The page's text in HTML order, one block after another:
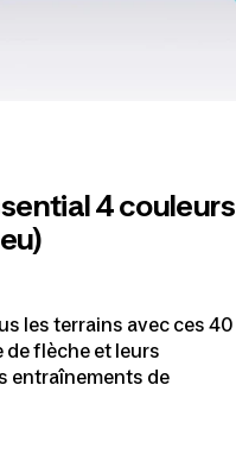
4 couleurs
les terrains avec ces 40
flèche et leurs
entraînements de